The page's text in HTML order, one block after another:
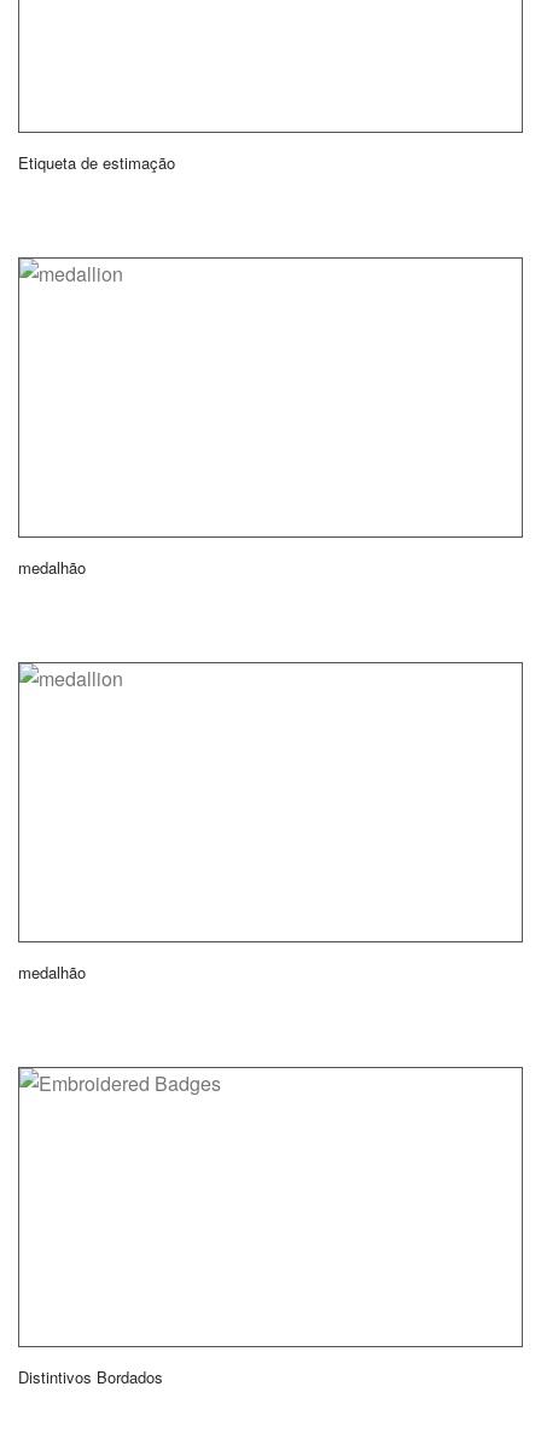
Etiqueta de estimação
medalhão
medalhão
Distintivos Bordados